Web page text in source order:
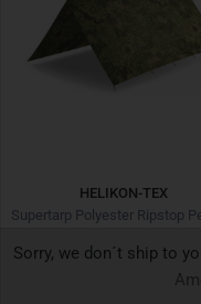
Sorry, we don´t ship to
HELIKON-TEX
€ 45,43€ 64,90 * -30%
€